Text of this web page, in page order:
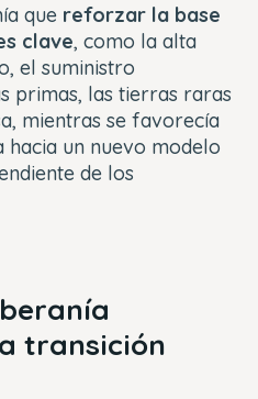
que reforzar la base
clave, como la alta
el suministro
primas, las tierras raras
mientras se favorecía
un nuevo modelo
de los
transición